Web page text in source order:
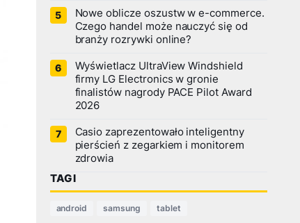
Nowe oblicze oszustw w e-commerce.
Czego handel może nauczyć się od
branży rozrywki online?
Wyświetlacz UltraView Windshield
firmy LG Electronics w gronie
finalistów nagrody PACE Pilot Award
2026
Casio zaprezentowało inteligentny
pierścień z zegarkiem i monitorem
zdrowia
TAGI
android samsung tablet